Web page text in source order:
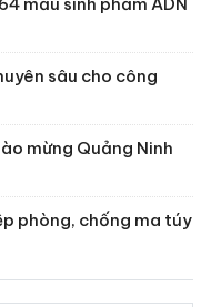
sâu cho công
mừng Quảng Ninh
phòng, chống ma túy